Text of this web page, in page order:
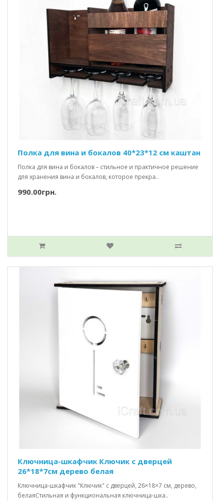
Полка для вина и бокалов 40*23*12 см каштан
Полка для вина и бокалов – стильное и практичное решение
для хранения вина и бокалов, которое прекра..
990.00грн.
Ключница-шкафчик Ключик c дверцей
26*18*7см дерево белая
Ключница-шкафчик "Ключик" с дверцей, 26×18×7 см, дерево,
белаяСтильная и функциональная ключница-шка..